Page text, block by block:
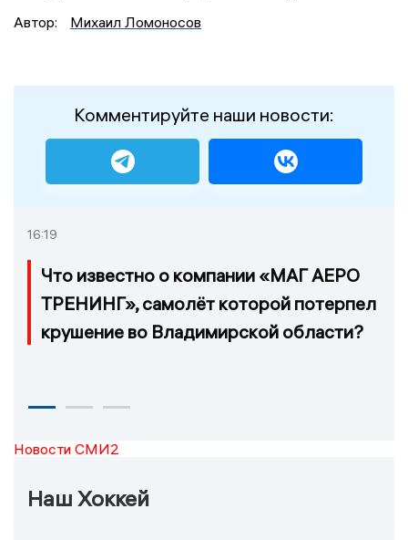
Автор:
Михаил Ломоносов
Комментируйте наши новости:
16:19
Что известно о компании «МАГ АЕРО
ТРЕНИНГ», самолёт которой потерпел
крушение во Владимирской области?
Новости СМИ2
Наш Хоккей